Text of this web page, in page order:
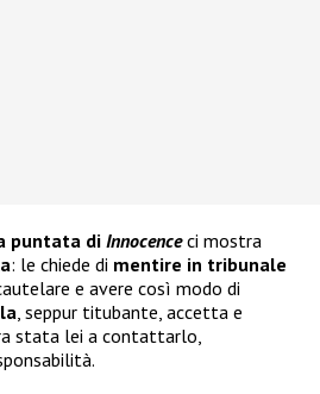
puntata di Innocenceci mostra
: le chiede di mentire in tribunale
e avere così modo di
, seppur titubante, accetta e
stata lei a contattarlo,